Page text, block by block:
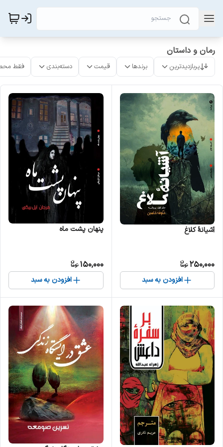
رمان و داستان
پربازدیدترین برندها قیمت دسته‌بندی فقط
آشیانهٔ کلاغ
250,000
افزودن به سبد
پنهان پشت ماه
150,000
افزودن به سبد